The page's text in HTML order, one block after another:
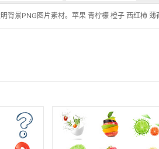
背景PNG图片素材。苹果 青柠檬 橙子 西红柿